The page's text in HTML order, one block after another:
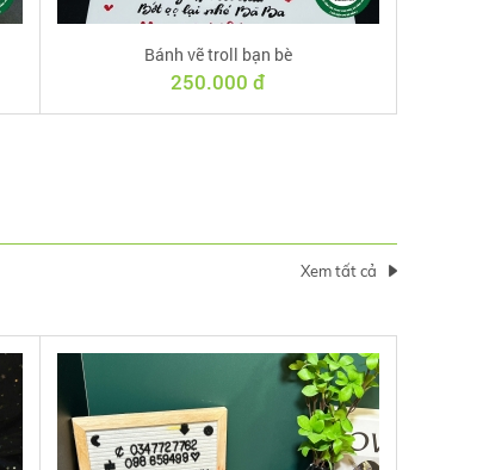
Bánh vẽ troll bạn bè
250.000 đ
Xem tất cả